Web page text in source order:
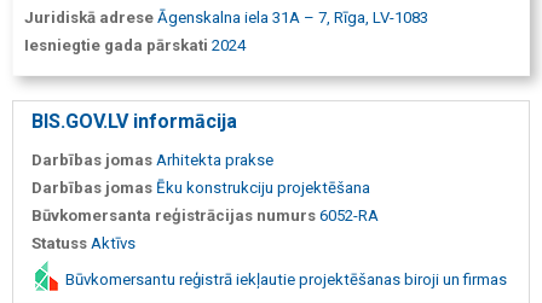
Juridiskā adrese Āgenskalna iela 31A – 7, Rīga, LV-1083
Iesniegtie gada pārskati 2024
BIS.GOV.LV informācija
Darbības jomas Arhitekta prakse
Darbības jomas Ēku konstrukciju projektēšana
Būvkomersanta reģistrācijas numurs 6052-RA
Statuss Aktīvs
Būvkomersantu reģistrā iekļautie projektēšanas biroji un firmas